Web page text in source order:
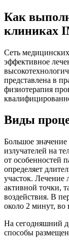
Как
клиниках
Сеть
эффективное
представлена в
физиотерапия
Виды
Большое
излучателей на
от особенностей
определяет
участок. Лечение
активной точки,
воздействия. В
около 2 минут, во
На сегодняшний
способы